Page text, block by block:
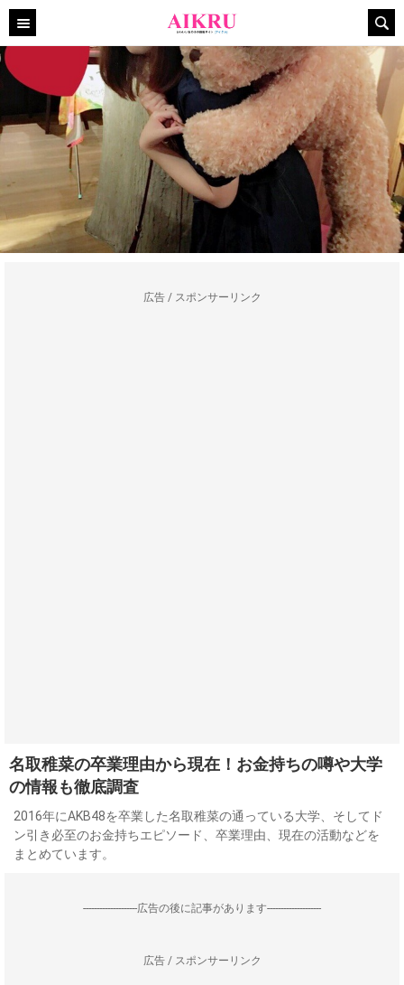
広告 / スポンサーリンク
名取稚菜の卒業理由から現在！お金持ちの噂や大学
の情報も徹底調査
2016年にAKB48を卒業した名取稚菜の通っている大学、そしてド
ン引き必至のお金持ちエピソード、卒業理由、現在の活動などを
まとめています。
--------------------広告の後に記事があります--------------------
広告 / スポンサーリンク